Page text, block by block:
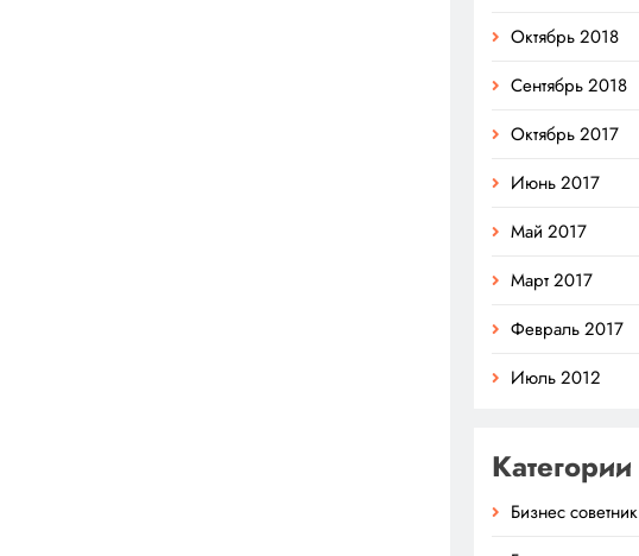
Октябрь 2018
Сентябрь 2018
Октябрь 2017
Июнь 2017
Май 2017
Март 2017
Февраль 2017
Июль 2012
Категории
Бизнес советник